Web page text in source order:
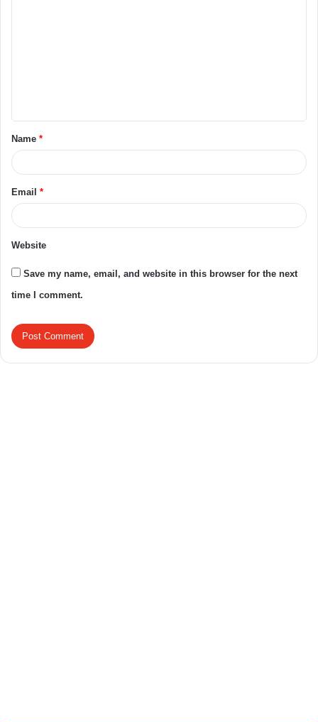
Name *
Email *
Website
Save my name, email, and website in this browser for the next
time I comment.